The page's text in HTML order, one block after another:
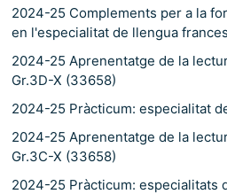
2024-25 Complements per a la
en l'especialitat de llengua
2024-25 Aprenentatge de la
Gr.3D-X (33658)
2024-25 Pràcticum: especialitat
2024-25 Aprenentatge de la
Gr.3C-X (33658)
2024-25 Pràcticum: especialitats